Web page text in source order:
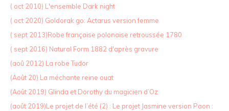
( oct 2010) L'ensemble Dark night
( oct 2020) Goldorak go: Actarus version femme
( sept 2013)Robe française polonaise retroussée 1780
( sept 2016) Natural Form 1882 d'après gravure
(aoû 2012) La robe Tudor
(Août 20) La méchante reine ouat
(Août 2019) Glinda et Dorothy du magicien d’Oz
(août 2019)Le projet de l’été (2) : Le projet Jasmine version Paon :